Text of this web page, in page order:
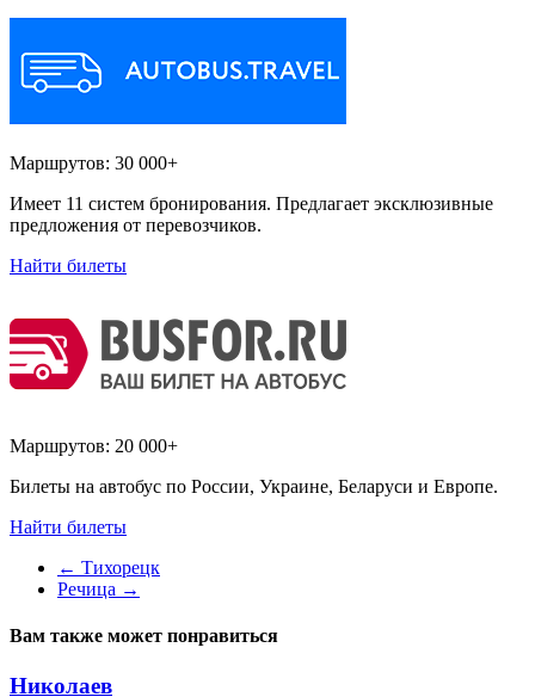
Маршрутов: 30 000+
Имеет 11 систем бронирования. Предлагает эксклюзивные
предложения от перевозчиков.
Найти билеты
Маршрутов: 20 000+
Билеты на автобус по России, Украине, Беларуси и Европе.
Найти билеты
← Тихорецк
Речица →
Вам также может понравиться
Николаев